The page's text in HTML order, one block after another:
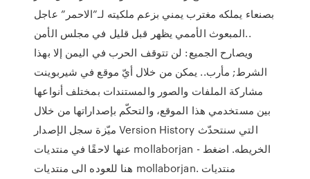
بصنعاء يملكه مغترب يمني بزعم ملكيته لـ”الاحمر” عاجل
..المبعوث الأممي يظهر قبل قليل في مجلس الأمن
ويصارح الجميع: لن تتوقف الحرب في اليمن إلا بهذا
الشرط; مأرب.. يمكن من خلال أيّ موقع في شيربوينت
مشاركة الملفات والصور والمستندات بمختلف أنواعها
بين مستخدمي هذا الموقع، والتحكّم بإصداراتها من خلال
ميّزة سجل الإصدار Version History التي سنتحدّث
عنها لاحقًا في منتديات mollaborjan - الخريطه. اضغط
هنا للعوده الى منتديات mollaborjan. منتديات